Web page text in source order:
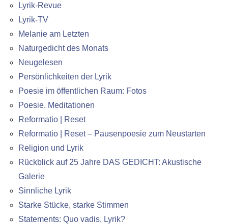
Lyrik-Revue
Lyrik-TV
Melanie am Letzten
Naturgedicht des Monats
Neugelesen
Persönlichkeiten der Lyrik
Poesie im öffentlichen Raum: Fotos
Poesie. Meditationen
Reformatio | Reset
Reformatio | Reset – Pausenpoesie zum Neustarten
Religion und Lyrik
Rückblick auf 25 Jahre DAS GEDICHT: Akustische
Galerie
Sinnliche Lyrik
Starke Stücke, starke Stimmen
Statements: Quo vadis, Lyrik?